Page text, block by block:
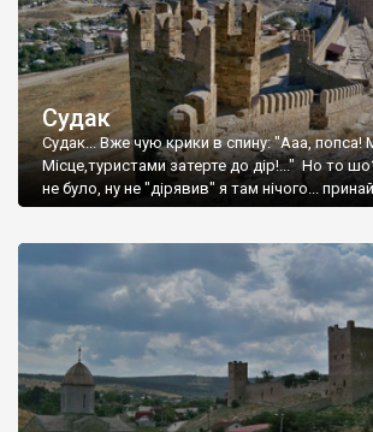
Судак
Судак... Вже чую крики в спину: "Ааа,
Місце,туристами затерте до дір!..." Но то
не було, ну не "дірявив" я там нічого...